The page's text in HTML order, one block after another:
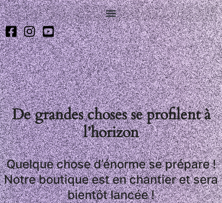
De grandes choses se profilent à
l’horizon
Quelque chose d’énorme se prépare !
Notre boutique est en chantier et sera
bientôt lancée !